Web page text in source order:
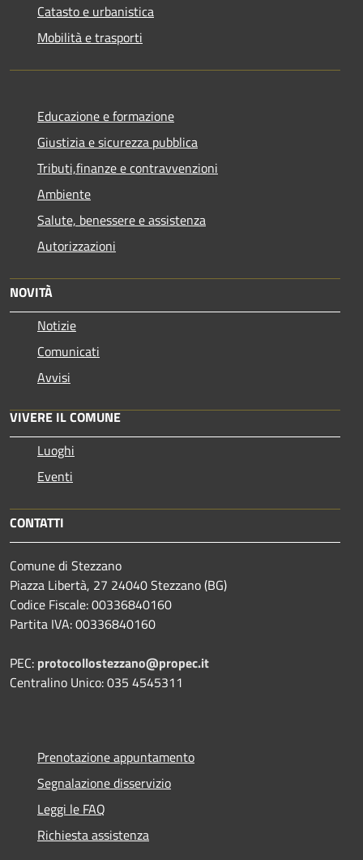
Catasto e urbanistica
Mobilità e trasporti
Educazione e formazione
Giustizia e sicurezza pubblica
Tributi,finanze e contravvenzioni
Ambiente
Salute, benessere e assistenza
Autorizzazioni
NOVITÀ
Notizie
Comunicati
Avvisi
VIVERE IL COMUNE
Luoghi
Eventi
CONTATTI
Comune di Stezzano
Piazza Libertà, 27 24040 Stezzano (BG)
Codice Fiscale: 00336840160
Partita IVA: 00336840160
PEC: protocollostezzano@propec.it
Centralino Unico: 035 4545311
Prenotazione appuntamento
Segnalazione disservizio
Leggi le FAQ
Richiesta assistenza